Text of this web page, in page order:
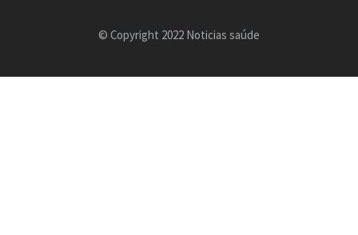
© Copyright 2022 Noticias saúde